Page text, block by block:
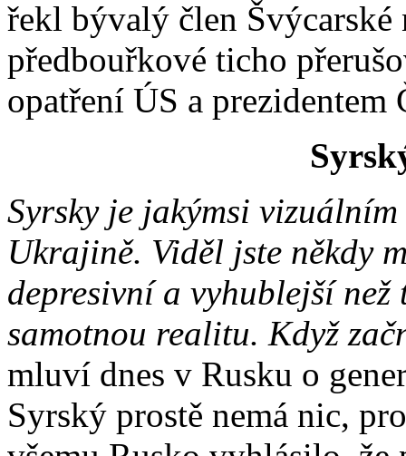
řekl bývalý člen
předbouřkové ticho
opatření ÚS a prezidentem
Syrsky je jakýmsi
Ukrajině. Viděl jste někdy
depresivní a vyhublejší
samotnou realitu. Když
mluví dnes v Rusku o
Syrský prostě nemá nic,